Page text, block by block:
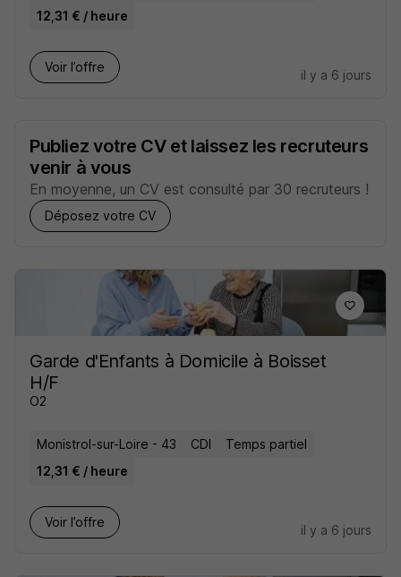
12,31 € / heure
Voir l’offre
il y a 6 jours
Publiez votre CV et laissez les recruteurs
venir à vous
En moyenne, un CV est consulté par 30 recruteurs !
Déposez votre CV
Garde d'Enfants à Domicile à Boisset
H/F
O2
Monistrol-sur-Loire - 43 CDI
Temps partiel
12,31 € / heure
Voir l’offre
il y a 6 jours